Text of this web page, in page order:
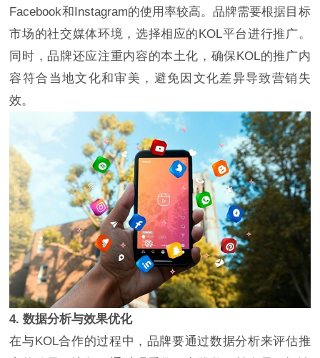
Facebook和Instagram的使用率较高。品牌需要根据目标
市场的社交媒体环境，选择相应的KOL平台进行推广。
同时，品牌还应注重内容的本土化，确保KOL的推广内
容符合当地文化和审美，避免因文化差异导致营销失
效。
4. 数据分析与效果优化
在与KOL合作的过程中，品牌要通过数据分析来评估推